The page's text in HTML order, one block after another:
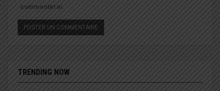
commenterai.
TRENDING NOW